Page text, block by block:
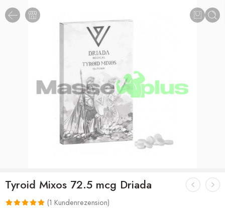
Tyroid Mixos 72.5 mcg Driada
(1 Kundenrezension)